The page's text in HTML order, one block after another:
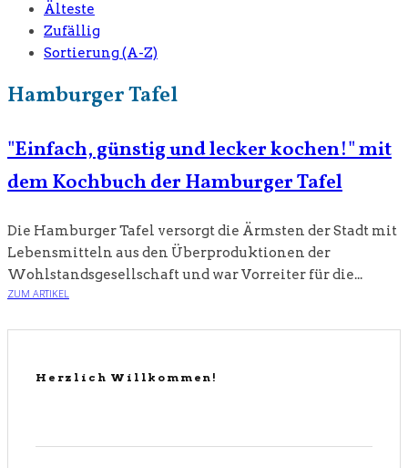
Älteste
Zufällig
Sortierung (A-Z)
Hamburger Tafel
"Einfach, günstig und lecker kochen!" mit
dem Kochbuch der Hamburger Tafel
Die Hamburger Tafel versorgt die Ärmsten der Stadt mit
Lebensmitteln aus den Überproduktionen der
Wohlstandsgesellschaft und war Vorreiter für die...
ZUM ARTIKEL
Herzlich Willkommen!